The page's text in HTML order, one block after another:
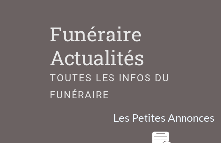
Funéraire
Actualités
TOUTES LES INFOS DU
FUNÉRAIRE
Les Petites Annonces